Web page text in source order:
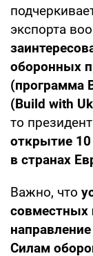
экспорта
оборонных
(программа
(Build with
то президент
открытие
в странах
Важно, что
совместных
Силам